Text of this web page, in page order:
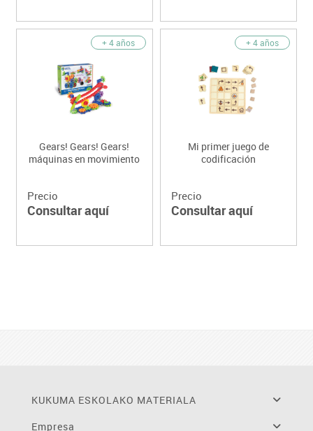
+ 4 años
Gears! Gears! Gears!
máquinas en movimiento
Precio
Consultar aquí
+ 4 años
Mi primer juego de
codificación
Precio
Consultar aquí
KUKUMA ESKOLAKO MATERIALA
Empresa